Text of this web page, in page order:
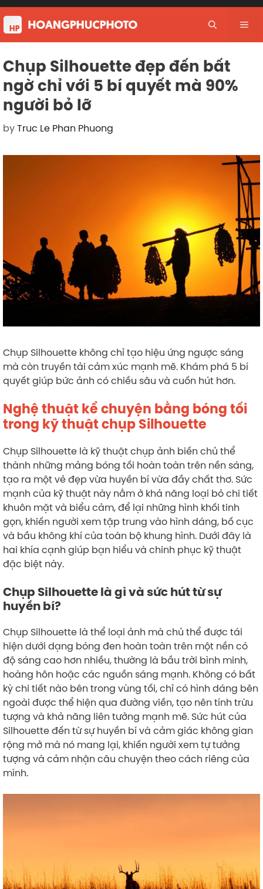
Skip
to
content
Chụp Silhouette đẹp đến bất
ngờ chỉ với 5 bí quyết mà 90%
người bỏ lỡ
byTruc Le Phan Phuong
Chụp Silhouette không chỉ tạo hiệu ứng ngược sáng
mà còn truyền tải cảm xúc mạnh mẽ. Khám phá 5 bí
quyết giúp bức ảnh có chiều sâu và cuốn hút hơn.
Nghệ thuật kể chuyện bằng bóng tối
trong kỹ thuật chụp Silhouette
Chụp Silhouette là kỹ thuật chụp ảnh biến chủ thể
thành những mảng bóng tối hoàn toàn trên nền sáng,
tạo ra một vẻ đẹp vừa huyền bí vừa đầy chất thơ. Sức
mạnh của kỹ thuật này nằm ở khả năng loại bỏ chi tiết
khuôn mặt và biểu cảm, để lại những hình khối tinh
gọn, khiến người xem tập trung vào hình dáng, bố cục
và bầu không khí của toàn bộ khung hình. Dưới đây là
hai khía cạnh giúp bạn hiểu và chinh phục kỹ thuật
đặc biệt này.
Chụp Silhouette là gì và sức hút từ sự
huyền bí?
Chụp Silhouette là thể loại ảnh mà chủ thể được tái
hiện dưới dạng bóng đen hoàn toàn trên một nền có
độ sáng cao hơn nhiều, thường là bầu trời bình minh,
hoàng hôn hoặc các nguồn sáng mạnh. Không có bất
kỳ chi tiết nào bên trong vùng tối, chỉ có hình dáng bên
ngoài được thể hiện qua đường viền, tạo nên tính trừu
tượng và khả năng liên tưởng mạnh mẽ. Sức hút của
Silhouette đến từ sự huyền bí và cảm giác không gian
rộng mở mà nó mang lại, khiến người xem tự tưởng
tượng và cảm nhận câu chuyện theo cách riêng của
mình.